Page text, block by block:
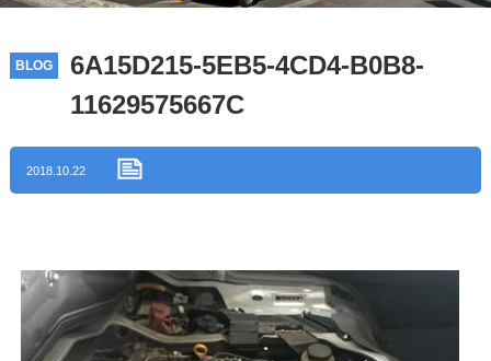
6A15D215-5EB5-4CD4-B0B8-
11629575667C
BLOG
2018.10.22